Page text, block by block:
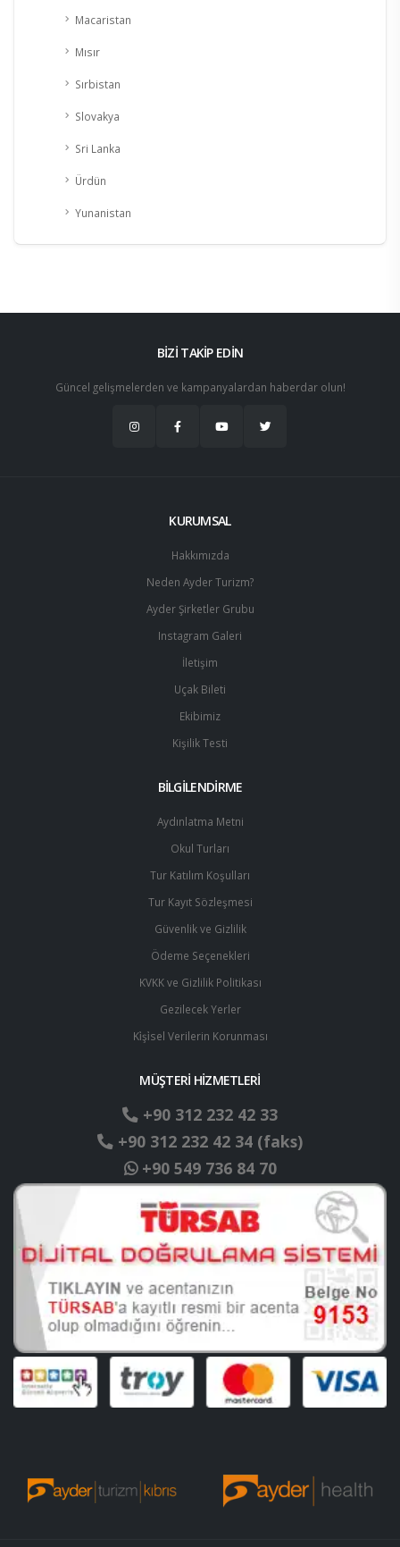
Macaristan
Mısır
Sırbistan
Slovakya
Sri Lanka
Ürdün
Yunanistan
BİZİ TAKİP EDİN
Güncel gelişmelerden ve kampanyalardan haberdar olun!
KURUMSAL
Hakkımızda
Neden Ayder Turizm?
Ayder Şirketler Grubu
Instagram Galeri
İletişim
Uçak Bileti
Ekibimiz
Kişilik Testi
BİLGİLENDİRME
Aydınlatma Metni
Okul Turları
Tur Katılım Koşulları
Tur Kayıt Sözleşmesi
Güvenlik ve Gizlilik
Ödeme Seçenekleri
KVKK ve Gizlilik Politikası
Gezilecek Yerler
Ki̇şi̇sel Verilerin Korunması
MÜŞTERİ HİZMETLERİ
+90 312 232 42 33
+90 312 232 42 34 (faks)
+90 549 736 84 70